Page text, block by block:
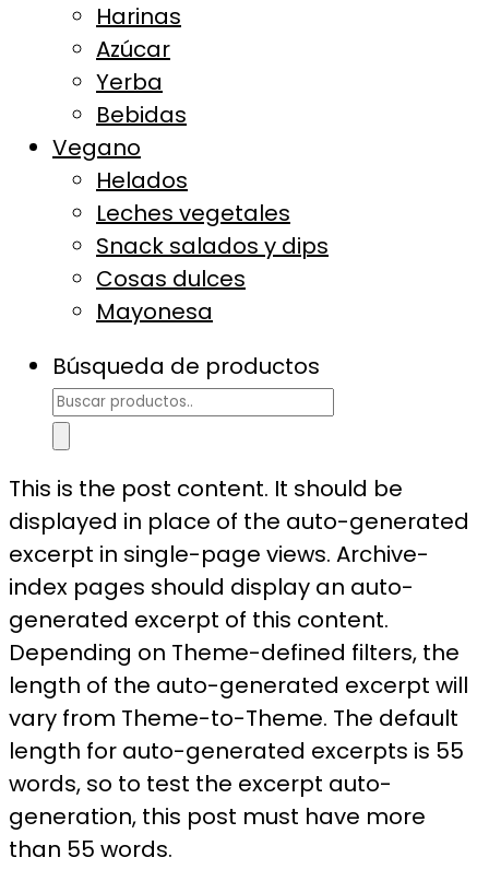
Harinas
Azúcar
Yerba
Bebidas
Vegano
Helados
Leches vegetales
Snack salados y dips
Cosas dulces
Mayonesa
Búsqueda de productos
This is the post content. It should be
displayed in place of the auto-generated
excerpt in single-page views. Archive-
index pages should display an auto-
generated excerpt of this content.
Depending on Theme-defined filters, the
length of the auto-generated excerpt will
vary from Theme-to-Theme. The default
length for auto-generated excerpts is 55
words, so to test the excerpt auto-
generation, this post must have more
than 55 words.